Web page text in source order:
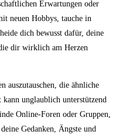
Erwartungen oder
neuen Hobbys, tauche in
dich bewusst dafür, deine
dir wirklich am Herzen
auszutauschen, die ähnliche
unglaublich unterstützend
Online-Foren oder Gruppen,
Gedanken, Ängste und